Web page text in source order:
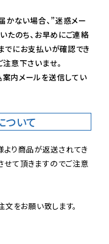
かない場合、”迷惑メー
たのち、お早めにご連絡
でにお支払いが確認でき
意下さいませ。
内メールを送信してい
ついて
り商品が返送されてき
て頂きますのでご注意